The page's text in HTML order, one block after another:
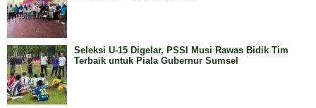
Seleksi U-15 Digelar, PSSI Musi Rawas Bidik Tim
Terbaik untuk Piala Gubernur Sumsel